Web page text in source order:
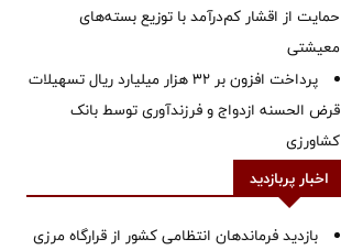
حمایت از اقشار کم‌درآمد با توزیع بسته‌های
معیشتی
پرداخت افزون بر 32 هزار میلیارد ریال تسهیلات
قرض الحسنه ازدواج و فرزندآوری توسط بانک
کشاورزی
اخبار پربازدید
بازدید فرماندهان انتظامی کشور از قرارگاه مرزی